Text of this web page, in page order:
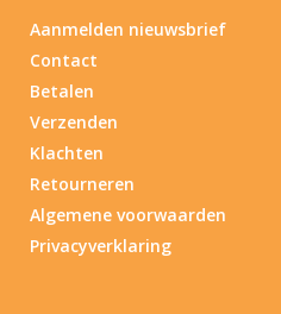
Aanmelden nieuwsbrief
Contact
Betalen
Verzenden
Klachten
Retourneren
Algemene voorwaarden
Privacyverklaring